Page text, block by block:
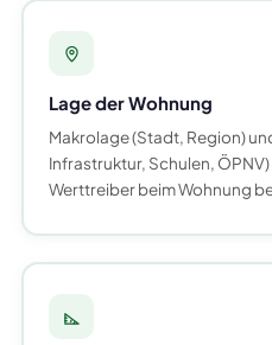
Lage der Wohnung
Makrolage (Stadt, Region)
Infrastruktur, Schulen,
Werttreiber beim Wohnung